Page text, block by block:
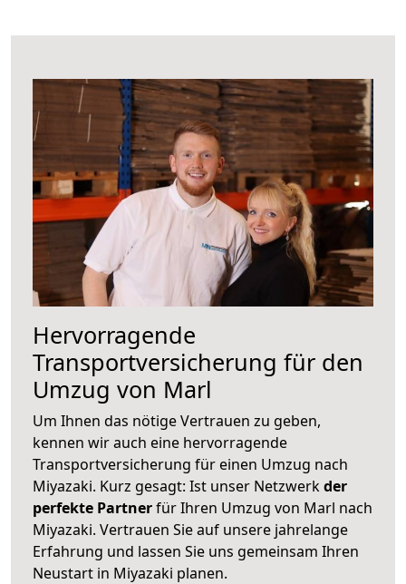
Hervorragende
Transportversicherung für den
Umzug von Marl
Um Ihnen das nötige Vertrauen zu geben,
kennen wir auch eine hervorragende
Transportversicherung für einen Umzug nach
Miyazaki. Kurz gesagt: Ist unser Netzwerkder
perfekte Partnerfür Ihren Umzug von Marl nach
Miyazaki. Vertrauen Sie auf unsere jahrelange
Erfahrung und lassen Sie uns gemeinsam Ihren
Neustart in Miyazaki planen.